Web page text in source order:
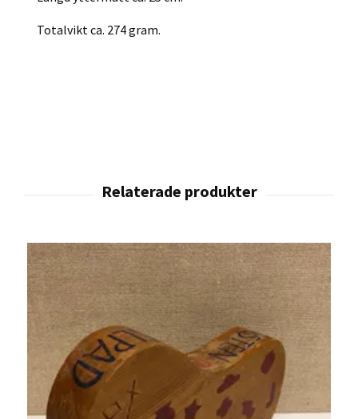
Totalvikt ca. 274 gram.